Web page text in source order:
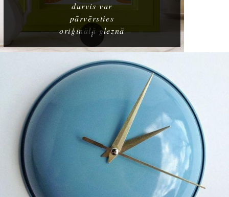
durvis var
pārvērsties
oriģinālā gleznā